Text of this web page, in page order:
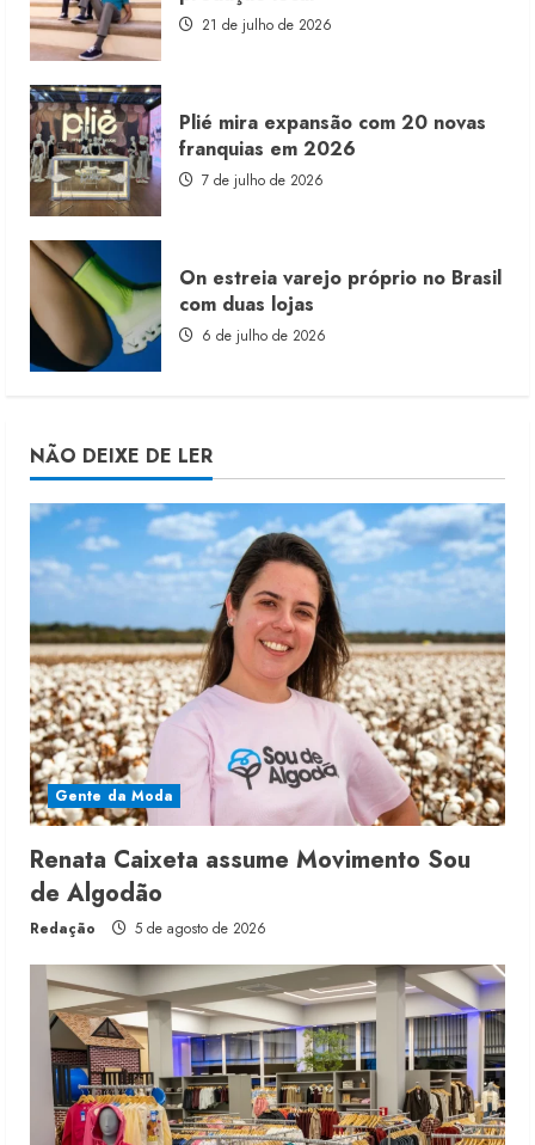
21 de julho de 2026
Plié mira expansão com 20 novas
franquias em 2026
7 de julho de 2026
On estreia varejo próprio no Brasil
com duas lojas
6 de julho de 2026
NÃO DEIXE DE LER
Gente da Moda
Renata Caixeta assume Movimento Sou
de Algodão
Redação 5 de agosto de 2026